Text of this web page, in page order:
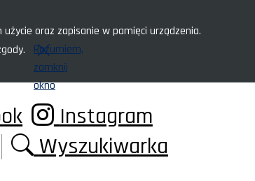
oraz zapisanie w pamięci urządzenia.
Rozumiem,
zamknij
okno
Instagram
Wyszukiwarka